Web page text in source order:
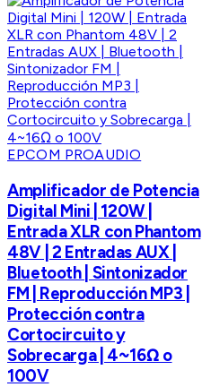
EPCOM PROAUDIO
Amplificador de Potencia
Digital Mini | 120W |
Entrada XLR con Phantom
48V | 2 Entradas AUX |
Bluetooth | Sintonizador
FM | Reproducción MP3 |
Protección contra
Cortocircuito y
Sobrecarga | 4~16Ω o
100V